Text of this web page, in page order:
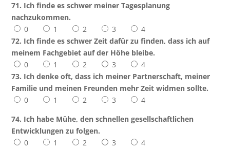
71. Ich finde es schwer meiner Tagesplanung
nachzukommen.
0
1 2 3
4
72. Ich finde es schwer Zeit dafür zu finden, dass ich auf
meinem Fachgebiet auf der Höhe bleibe.
0
1 2 3
4
73. Ich denke oft, dass ich meiner Partnerschaft, meiner
Familie und meinen Freunden mehr Zeit widmen sollte.
0
1 2 3
4
74. Ich habe Mühe, den schnellen gesellschaftlichen
Entwicklungen zu folgen.
0
1 2 3
4